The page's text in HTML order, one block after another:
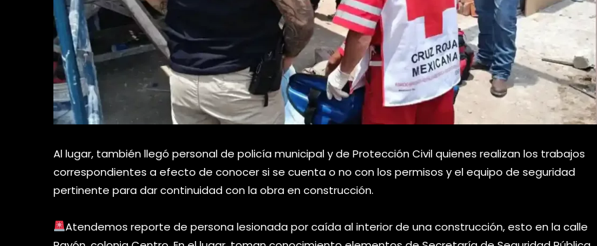
Al lugar, también llegó personal de policía municipal y de Protección Civil quienes realizan los trabajos
correspondientes a efecto de conocer si se cuenta o no con los permisos y el equipo de seguridad
pertinente para dar continuidad con la obra en construcción.
Atendemos reporte de persona lesionada por caída al interior de una construcción, esto en la calle